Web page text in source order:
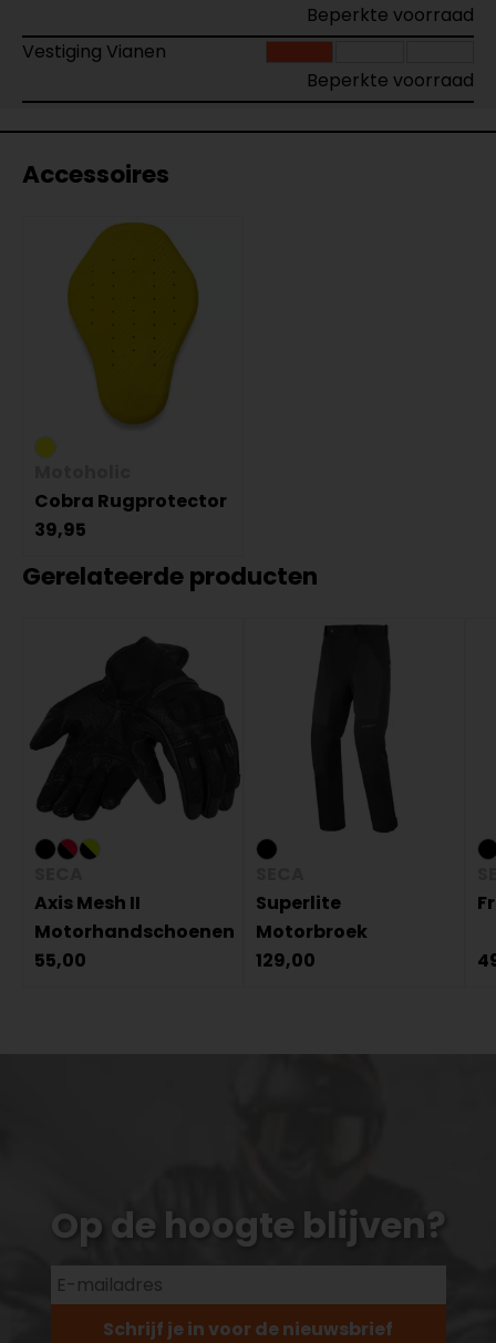
Beperkte voorraad
Vestiging Vianen
Beperkte voorraad
Accessoires
Cobra Rugprotector
39,95
Gerelateerde producten
Axis Mesh II
Motorhandschoenen
55,00
Superlite
Motorbroek
129,00
Op de hoogte blijven?
Schrijf je in voor de nieuwsbrief